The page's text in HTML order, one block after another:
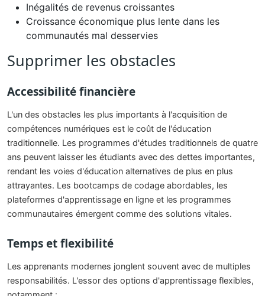
Inégalités de revenus croissantes
Croissance économique plus lente dans les
communautés mal desservies
Supprimer les obstacles
Accessibilité financière
L'un des obstacles les plus importants à l'acquisition de
compétences numériques est le coût de l'éducation
traditionnelle. Les programmes d'études traditionnels de quatre
ans peuvent laisser les étudiants avec des dettes importantes,
rendant les voies d'éducation alternatives de plus en plus
attrayantes. Les bootcamps de codage abordables, les
plateformes d'apprentissage en ligne et les programmes
communautaires émergent comme des solutions vitales.
Temps et flexibilité
Les apprenants modernes jonglent souvent avec de multiples
responsabilités. L'essor des options d'apprentissage flexibles,